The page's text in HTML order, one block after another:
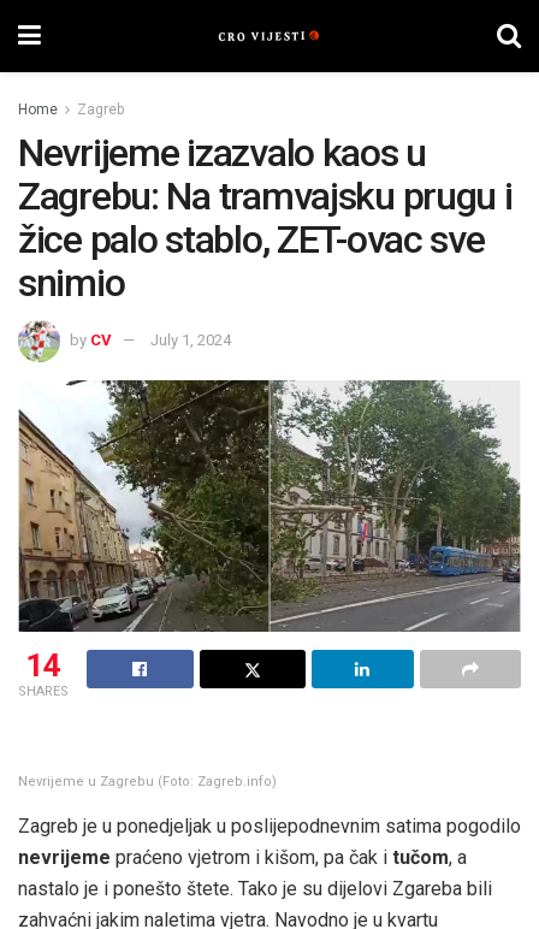
Home Zagreb
Nevrijeme izazvalo kaos u
Zagrebu: Na tramvajsku prugu i
žice palo stablo, ZET-ovac sve
snimio
by CV July 1, 2024
14
SHARES
Nevrijeme u Zagrebu (Foto: Zagreb.info)
Zagreb je u ponedjeljak u poslijepodnevnim satima pogodilo
nevrijeme praćeno vjetrom i kišom, pa čak i tučom, a
nastalo je i ponešto štete. Tako je su dijelovi Zgareba bili
zahvaćni jakim naletima vjetra. Navodno je u kvartu